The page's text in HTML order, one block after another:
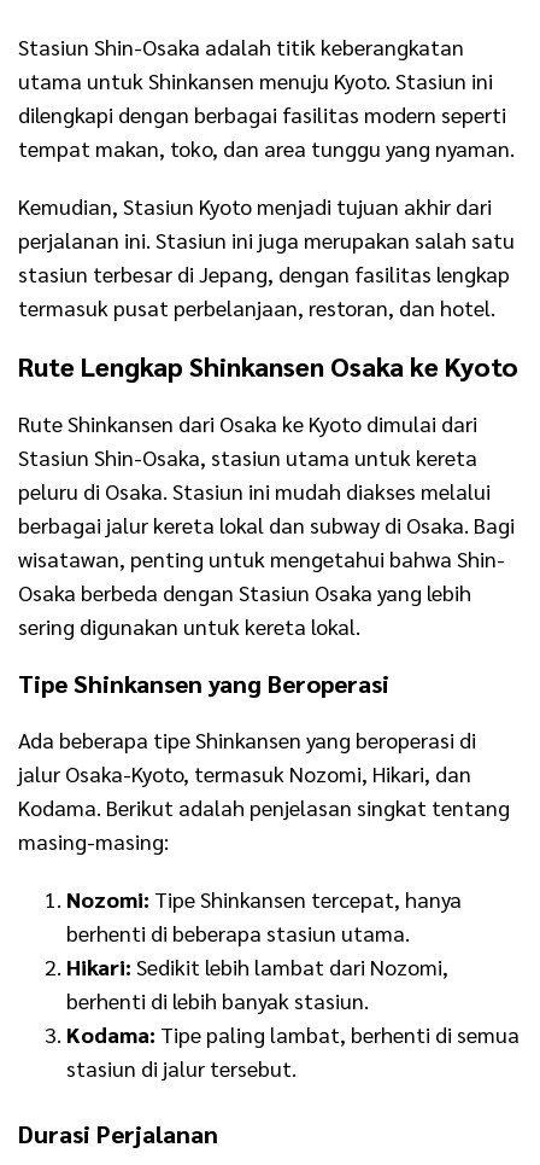
Stasiun Shin-Osaka adalah titik keberangkatan
utama untuk Shinkansen menuju Kyoto. Stasiun ini
dilengkapi dengan berbagai fasilitas modern seperti
tempat makan, toko, dan area tunggu yang nyaman.
Kemudian, Stasiun Kyoto menjadi tujuan akhir dari
perjalanan ini. Stasiun ini juga merupakan salah satu
stasiun terbesar di Jepang, dengan fasilitas lengkap
termasuk pusat perbelanjaan, restoran, dan hotel.
Rute Lengkap Shinkansen Osaka ke Kyoto
Rute Shinkansen dari Osaka ke Kyoto dimulai dari
Stasiun Shin-Osaka, stasiun utama untuk kereta
peluru di Osaka. Stasiun ini mudah diakses melalui
berbagai jalur kereta lokal dan subway di Osaka. Bagi
wisatawan, penting untuk mengetahui bahwa Shin-
Osaka berbeda dengan Stasiun Osaka yang lebih
sering digunakan untuk kereta lokal.
Tipe Shinkansen yang Beroperasi
Ada beberapa tipe Shinkansen yang beroperasi di
jalur Osaka-Kyoto, termasuk Nozomi, Hikari, dan
Kodama. Berikut adalah penjelasan singkat tentang
masing-masing:
Nozomi: Tipe Shinkansen tercepat, hanya
berhenti di beberapa stasiun utama.
Hikari: Sedikit lebih lambat dari Nozomi,
berhenti di lebih banyak stasiun.
Kodama: Tipe paling lambat, berhenti di semua
stasiun di jalur tersebut.
Durasi Perjalanan